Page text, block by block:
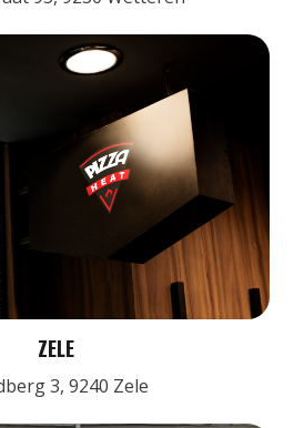
ZELE
3, 9240 Zele